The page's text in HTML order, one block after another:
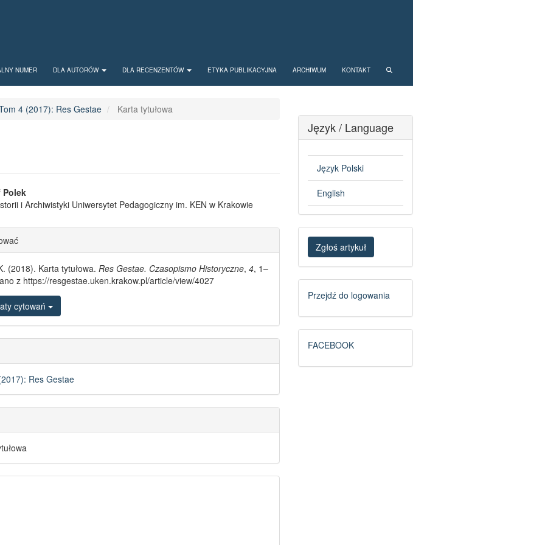
NUMER DLA AUTORÓW DLA RECENZENTÓW ETYKA PUBLIKACYJNA ARCHIWUM KONTAKT
4 (2017): Res Gestae Karta tytułowa
Article Content
Polek
i Archiwistyki Uniwersytet Pedagogiczny im. KEN w Krakowie
Details
(2018). Karta tytułowa.Res Gestae. Czasopismo Historyczne,4, 1–
z https://resgestae.uken.krakow.pl/article/view/4027
cytowań
Res Gestae
Język / Language
Język Polski
English
Zgłoś
artykuł
Zgłoś artykuł
Logowanie
Przejdź do logowania
FB
FACEBOOK